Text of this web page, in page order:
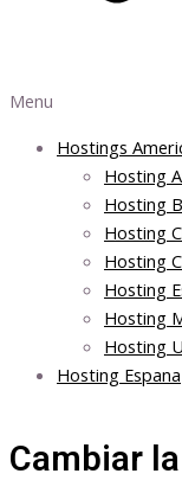
Menu
Hostings
Hosting
Hosting
Hosting
Hosting
Hosting
Hosting
Hosting
Hosting Espana
Cambiar